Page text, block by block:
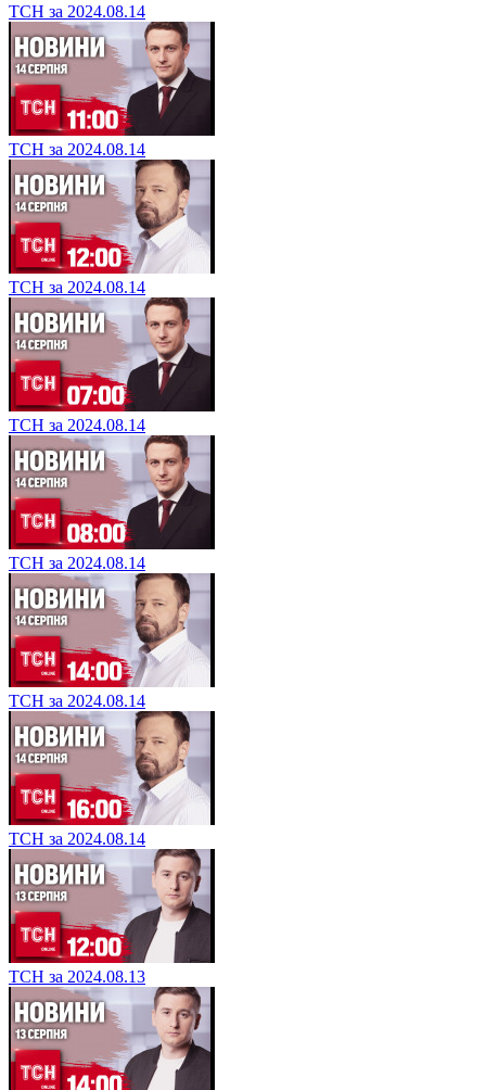
ТСН за 2024.08.14
ТСН за 2024.08.14
ТСН за 2024.08.14
ТСН за 2024.08.14
ТСН за 2024.08.14
ТСН за 2024.08.14
ТСН за 2024.08.14
ТСН за 2024.08.13